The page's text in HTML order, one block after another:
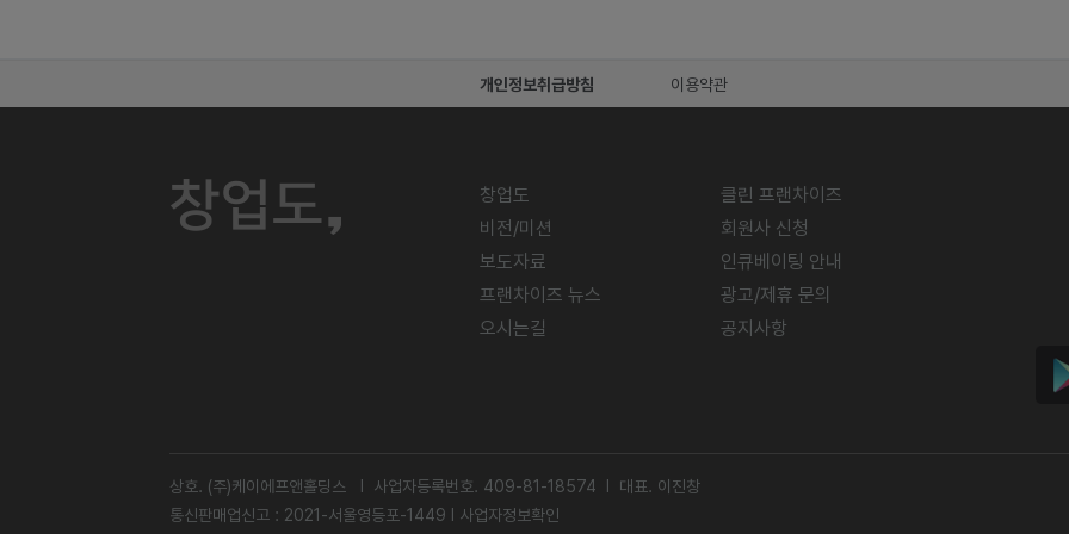
개인정보취급방침 이용약관
창업도
비전/미션
보도자료
프랜차이즈 뉴스
오시는길
클린 프랜차이즈
회원사 신청
인큐베이팅 안내
광고/제휴 문의
공지사항
상호. (주)케이에프앤홀딩스 l 사업자등록번호. 409-81-18574 l 대표. 이진창
통신판매업신고 : 2021-서울영등포-1449 l 사업자정보확인